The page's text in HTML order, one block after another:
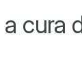
cura